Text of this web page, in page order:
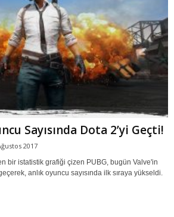
Sayısında Dota 2’yi Geçti!
2017
bir istatistik grafiği çizen PUBG, bugün Valve'in
anlık oyuncu sayısında ilk sıraya yükseldi.